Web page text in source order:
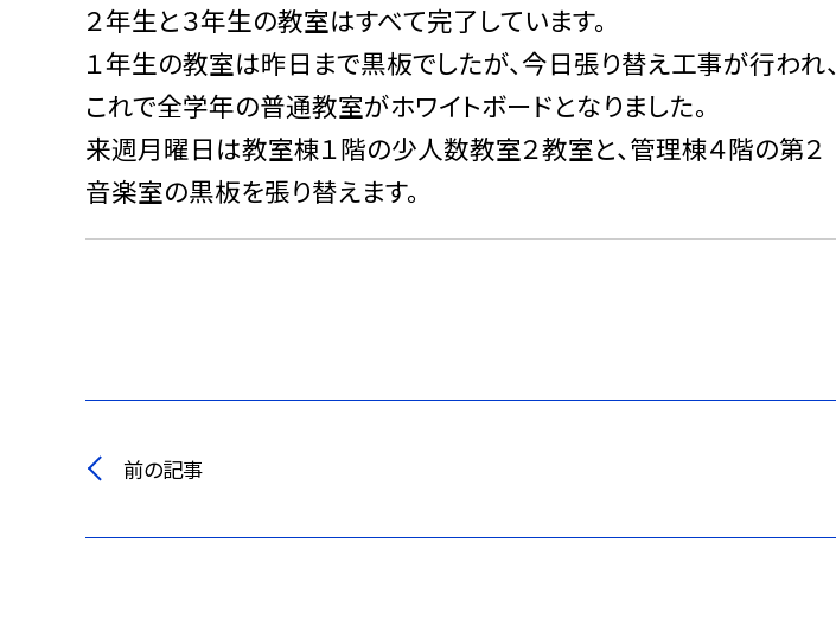
２年生と３年生の教室はすべて完了しています。
１年生の教室は昨日まで黒板でしたが、今日張り替え工事が行われ、
これで全学年の普通教室がホワイトボードとなりました。
来週月曜日は教室棟１階の少人数教室２教室と、管理棟４階の第２
音楽室の黒板を張り替えます。
前の記事